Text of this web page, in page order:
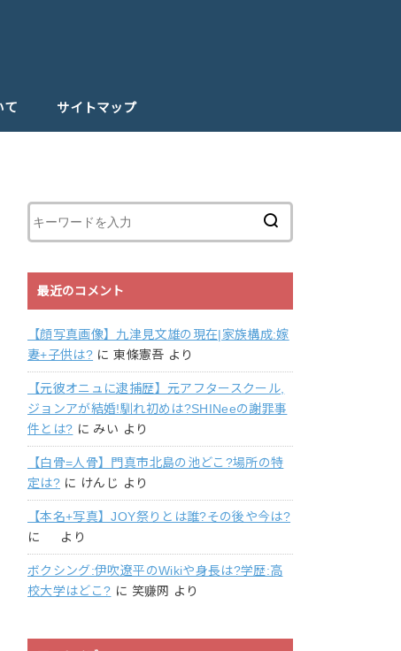
て サイトマップ
最近のコメント
【顔写真画像】九津見文雄の現在|家族構成:嫁
妻+子供は? に東條憲吾 より
【元彼オニュに逮捕歴】元アフタースクール,
ジョンアが結婚!馴れ初めは?SHINeeの謝罪事
件とは? に みい より
【白骨=人骨】門真市北島の池どこ?場所の特
定は? に けんじ より
【本名+写真】JOY祭りとは誰?その後や今は?
に
より
ボクシング:伊吹遼平のWikiや身長は?学歴:高
校大学はどこ? に 笑赚网 より